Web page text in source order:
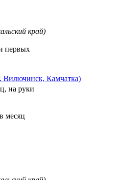
край)
первых
Камчатка)
на руки
месяц